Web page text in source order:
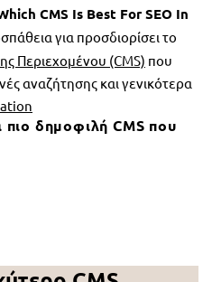
CMS Is Best For SEO In
για προσδιορίσει το
Περιεχομένου (CMS) που
αναζήτησης και γενικότερα
δημοφιλή CMS που